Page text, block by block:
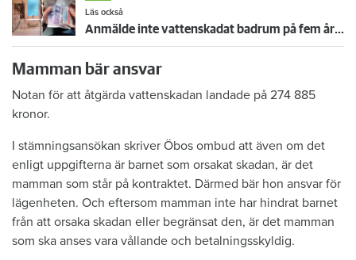
Läs också
Anmälde inte vattenskadat badrum på fem år – krävs på 125 000 kronor
Mamman bär ansvar
Notan för att åtgärda vattenskadan landade på 274 885
kronor.
I stämningsansökan skriver Öbos ombud att även om det
enligt uppgifterna är barnet som orsakat skadan, är det
mamman som står på kontraktet. Därmed bär hon ansvar för
lägenheten. Och eftersom mamman inte har hindrat barnet
från att orsaka skadan eller begränsat den, är det mamman
som ska anses vara vållande och betalningsskyldig.